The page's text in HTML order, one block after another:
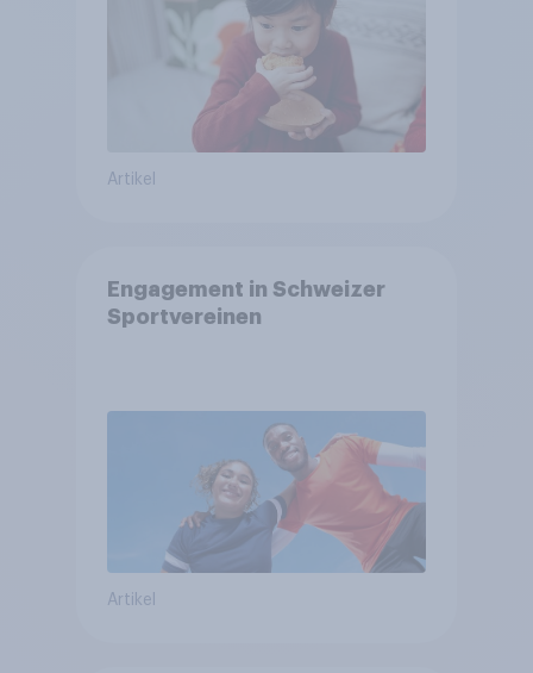
Artikel
Engagement in Schweizer
Sportvereinen
Artikel